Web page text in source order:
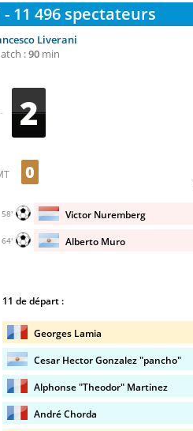
11 496 spectateurs
Liverani
:90min
- 2
0
Victor Nuremberg
58'
Alberto Muro
64'
11 de départ :
Georges Lamia
Cesar Hector Gonzalez "pancho"
Alphonse "Theodor" Martinez
André Chorda